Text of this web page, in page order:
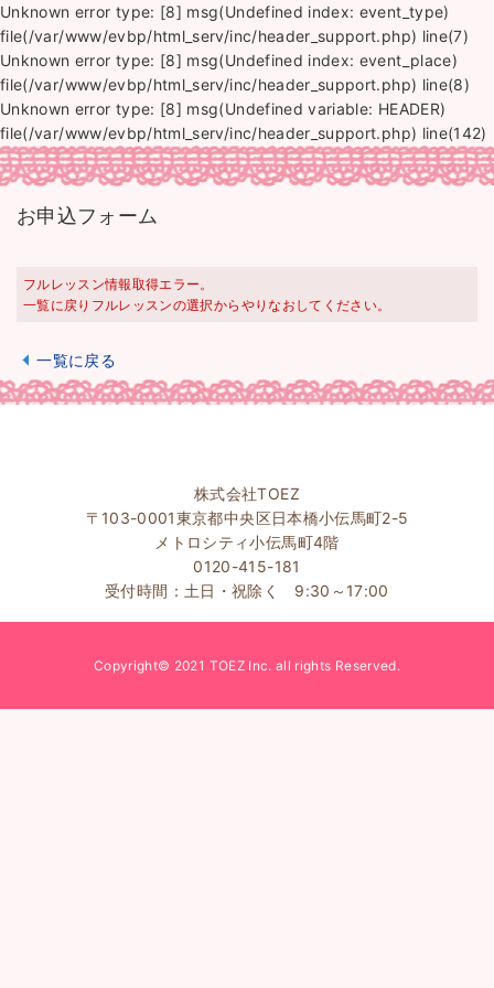
Unknown error type: [8] msg(Undefined index: event_type)
file(/var/www/evbp/html_serv/inc/header_support.php) line(7)
Unknown error type: [8] msg(Undefined index: event_place)
file(/var/www/evbp/html_serv/inc/header_support.php) line(8)
Unknown error type: [8] msg(Undefined variable: HEADER)
file(/var/www/evbp/html_serv/inc/header_support.php) line(142)
お申込フォーム
フルレッスン情報取得エラー。
一覧に戻りフルレッスンの選択からやりなおしてください。
一覧に戻る
株式会社TOEZ
〒103-0001東京都中央区日本橋小伝馬町2-5
メトロシティ小伝馬町4階
0120-415-181
受付時間：土日・祝除く 9:30～17:00
Copyright© 2021 TOEZ Inc. all rights Reserved.